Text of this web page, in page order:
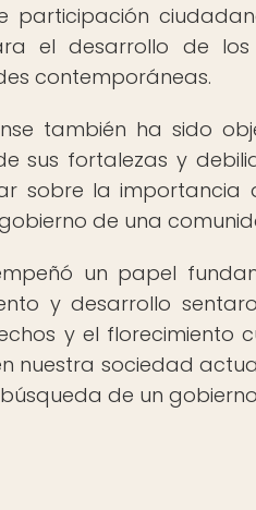
el desarrollo de
contemporáneas.
también ha sido
sus fortalezas y
sobre la
de una
un papel
y desarrollo
y el florecimiento
nuestra sociedad
de un